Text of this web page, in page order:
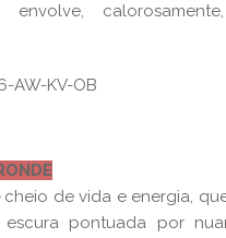
cheio de vida e energia,
escura pontuada por